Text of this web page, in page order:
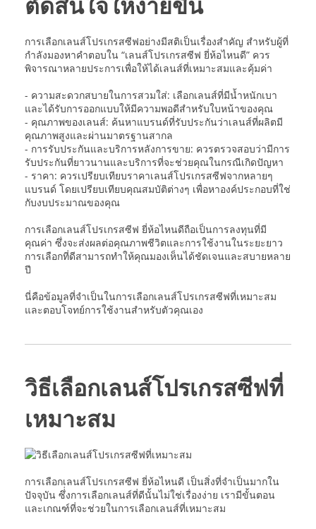
การเลือกเลนส์โปรเกรสซีฟอย่างมีสติเป็นเรื่องสำคัญ สำหรับผู้ที่
กำลังมองหาคำตอบใน “เลนส์โปรเกรสซีฟ ยี่ห้อไหนดี” ควร
พิจารณาหลายประการเพื่อให้ได้เลนส์ที่เหมาะสมและคุ้มค่า
- ความสะดวกสบายในการสวมใส่: เลือกเลนส์ที่มีน้ำหนักเบา
และได้รับการออกแบบให้มีความพอดีสำหรับใบหน้าของคุณ
- คุณภาพของเลนส์: ค้นหาแบรนด์ที่รับประกันว่าเลนส์ที่ผลิตมี
คุณภาพสูงและผ่านมาตรฐานสากล
- การรับประกันและบริการหลังการขาย: ควรตรวจสอบว่ามีการ
รับประกันที่ยาวนานและบริการที่จะช่วยคุณในกรณีเกิดปัญหา
- ราคา: ควรเปรียบเทียบราคาเลนส์โปรเกรสซีฟจากหลายๆ
แบรนด์ โดยเปรียบเทียบคุณสมบัติต่างๆ เพื่อหาองค์ประกอบที่ใช่
กับงบประมาณของคุณ
การเลือกเลนส์โปรเกรสซีฟ ยี่ห้อไหนดีถือเป็นการลงทุนที่มี
คุณค่า ซึ่งจะส่งผลต่อคุณภาพชีวิตและการใช้งานในระยะยาว
การเลือกที่ดีสามารถทำให้คุณมองเห็นได้ชัดเจนและสบายหลาย
ปี
นี่คือข้อมูลที่จำเป็นในการเลือกเลนส์โปรเกรสซีฟที่เหมาะสม
และตอบโจทย์การใช้งานสำหรับตัวคุณเอง
วิธีเลือกเลนส์โปรเกรสซีฟที่
เหมาะสม
การเลือกเลนส์โปรเกรสซีฟ ยี่ห้อไหนดี เป็นสิ่งที่จำเป็นมากใน
ปัจจุบัน ซึ่่งการเลือกเลนส์ที่ดีนั้นไม่ใช่เรื่องง่าย เรามีขั้นตอน
และเกณฑ์ที่จะช่วยในการเลือกเลนส์ที่เหมาะสม